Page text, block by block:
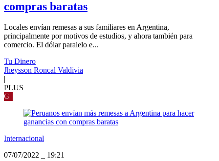
compras baratas
Locales envían remesas a sus familiares en Argentina,
principalmente por motivos de estudios, y ahora también para
comercio. El dólar paralelo e...
Tu Dinero
Jheysson Roncal Valdivia
|
PLUS
G
Internacional
07/07/2022
19:21